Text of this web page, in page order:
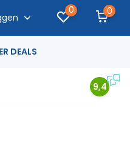
0 0
DEALS
9,4